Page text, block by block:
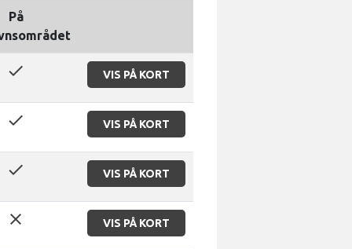
På
done VIS PÅ KORT
done VIS PÅ KORT
done VIS PÅ KORT
close VIS PÅ KORT